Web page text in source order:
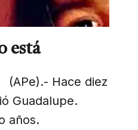
está
Hace diez
Guadalupe.
años.